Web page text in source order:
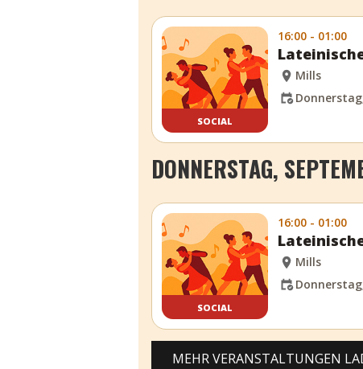
SOCIAL
16:00 - 01:00
Mills
DONNERSTAG,
SOCIAL
16:00 - 01:00
Mills
MEHR VERANSTALTUNGEN